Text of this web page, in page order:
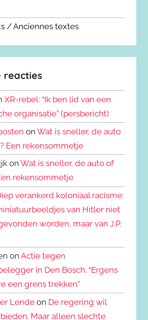
/ Anciennes textes
reacties
XR-rebel: “Ik ben lid van een
organisatie” (persbericht)
onWat is sneller, de auto
Een rekensommetje
onWat is sneller, de auto of
rekensommetje
verankerd koloniaal racisme:
van Hitler niet
gevonden worden, maar van J.P.
onActie tegen
in Den Bosch. “Ergens
een grens trekken”
Lende on De regering wil
Maar alleen slechte